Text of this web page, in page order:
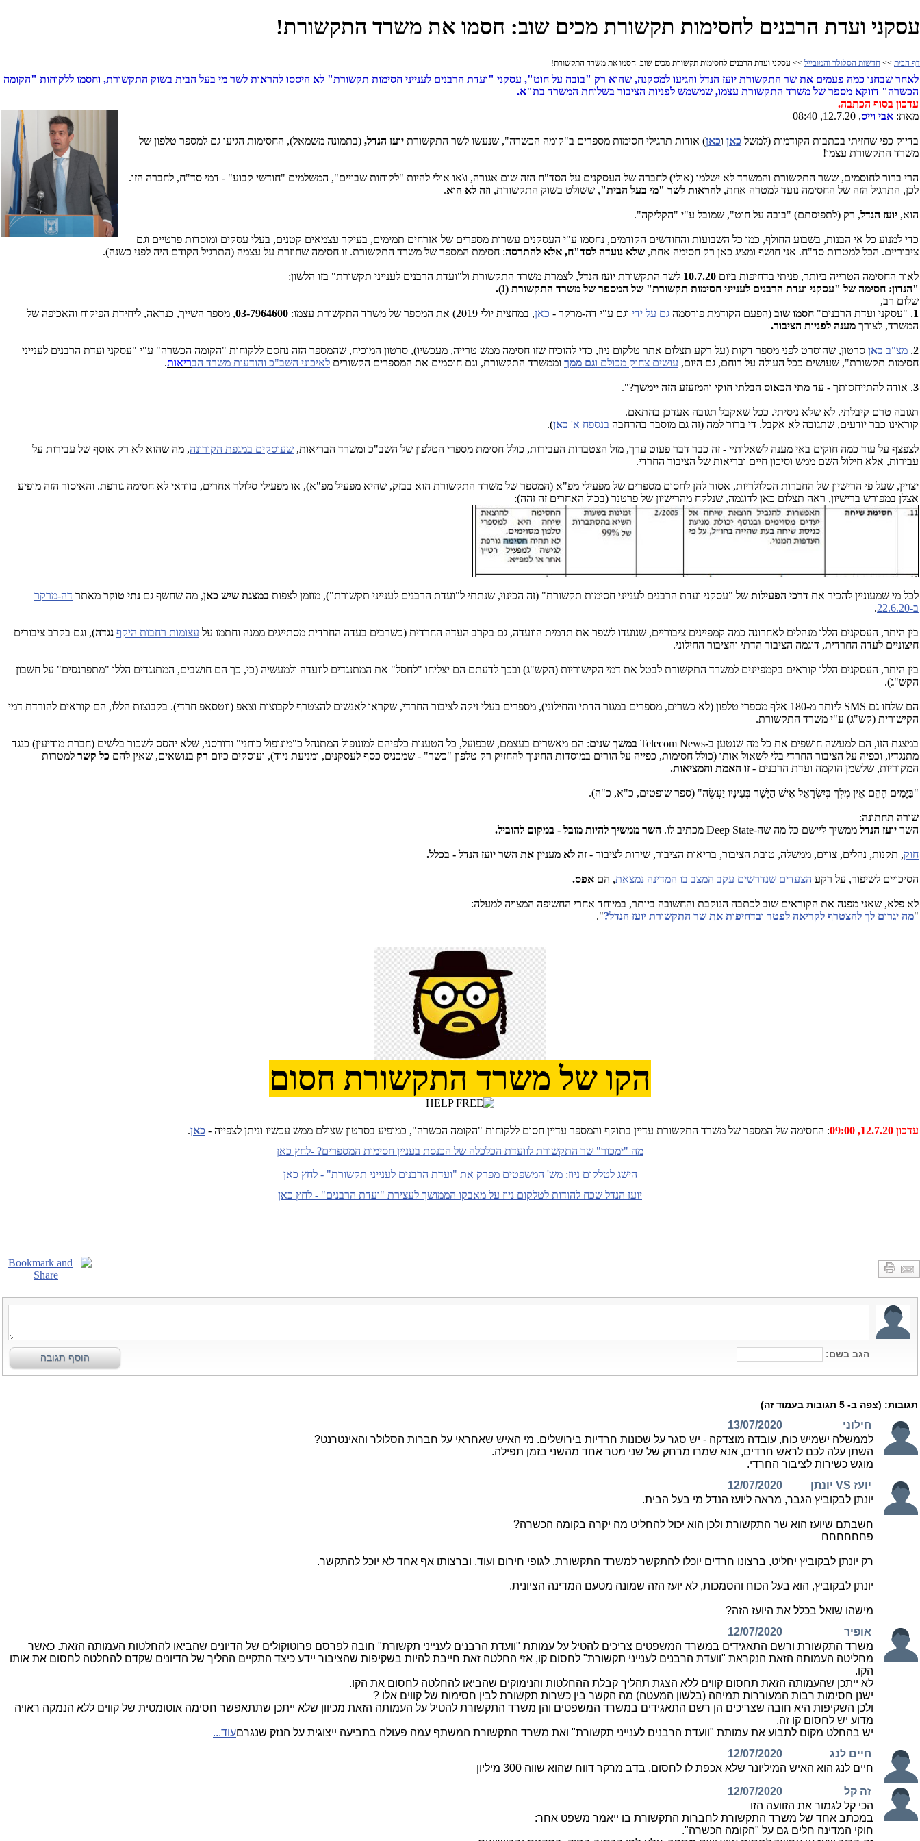
עסקני ועדת הרבנים לחסימות תקשורת מכים שוב: חסמו את משרד התקשורת!
דף הבית >> חדשות הסלולר והמובייל >> עסקני ועדת הרבנים לחסימות תקשורת מכים שוב: חסמו את משרד התקשורת!
לאחר שבחנו כמה פעמים את שר התקשורת יועז הנדל והגיעו למסקנה, שהוא רק "בובה על חוט", עסקני "ועדת הרבנים לענייני חסימות תקשורת" לא היססו להראות לשר מי בעל הבית בשוק התקשורת, וחסמו ללקוחות "הקומה
הכשרה" דווקא מספר של משרד התקשורת עצמו, שמשמש לפניות הציבור בשלוחת המשרד בת"א.
עדכון בסוף הכתבה.
מאת: אבי וייס, 12.7.20, 08:40
בדיוק כפי שחזיתי בכתבות הקודמות (למשל כאן וכאן) אודות תרגילי חסימות מספרים ב"קומה הכשרה", שנעשו לשר התקשורת יועז הנדל, (בתמונה משמאל), החסימות הגיעו גם למספר טלפון של
משרד התקשורת עצמו!
הרי ברור לחוסמים, ששר התקשורת והמשרד לא ישלמו (אולי) לחברה של העסקנים על הסד"ח הזה שום אגורה, ו\או אולי להיות "לקוחות שבויים", המשלמים "חודשי קבוע" - דמי סד"ח, לחברה הזו.
לכן, התרגיל הזה של החסימה נועד למטרה אחת, להראות לשר "מי בעל הבית", ששולט בשוק התקשורת, וזה לא הוא.
הוא, יועז הנדל, רק (לתפיסתם) "בובה על חוט", שמובל ע"י "הקליקה".
כדי למנוע כל אי הבנות, בשבוע החולף, כמו כל השבועות והחודשים הקודמים, נחסמו ע"י העסקנים עשרות מספרים של אזרחים תמימים, בעיקר עצמאים קטנים, בעלי עסקים ומוסדות פרטיים וגם
ציבוריים. הכל למטרות סד"ח. אני חושף ומציג כאן רק חסימה אחת, שלא נועדה לסד"ח, אלא להתרסה: חסימת המספר של משרד התקשורת. זו חסימה שחוזרת על עצמה (התרגיל הקודם היה לפני כשנה).
לאור החסימה הטרייה ביותר, פניתי בדחיפות ביום 10.7.20 לשר התקשורת יועז הנדל, לצמרת משרד התקשורת ול"ועדת הרבנים לענייני תקשורת" בזו הלשון:
"הנדון: חסימה של "עסקני ועדת הרבנים לענייני חסימות תקשורת" של המספר של משרד התקשורת (!).
שלום רב,
1. "עסקני ועדת הרבנים" חסמו שוב (הפעם הקודמת פורסמה גם על ידי וגם ע"י דה-מרקר - כאן, במחצית יולי 2019) את המספר של משרד התקשורת עצמו: 03-7964600, מספר השייך, כנראה, ליחידת הפיקוח והאכיפה של
המשרד, לצורך מענה לפניות הציבור.
2
. מצ"ב כאן סרטון, שהוסרט לפני מספר דקות (על רקע תצלום אתר טלקום ניוז, כדי להוכיח שזו חסימה ממש טרייה, מעכשיו), סרטון המוכיח, שהמספר הזה נחסם ללקוחות "הקומה הכשרה" ע"י "עסקני ועדת הרבנים לענייני
חסימות תקשורת", שעושים ככל העולה על רוחם, גם היום, עושים צחוק מכולם וגם ממך וממשרד התקשורת, וגם חוסמים את המספרים הקשורים לאיכוני השב"כ והודעות משרד הבריאות.
3. אודה להתייחסותך - עד מתי הכאוס הבלתי חוקי והמזעזע הזה יימשך?".
תגובה טרם קיבלתי. לא שלא ניסיתי. ככל שאקבל תגובה אעדכן בהתאם.
קוראינו כבר יודעים, שתגובה לא אקבל. די ברור למה (זה גם מוסבר בהרחבה בנספח א' כאן).
לצפצף על עוד כמה חוקים באי מענה לשאלותיי - זה כבר דבר פעוט ערך, מול הצטברות העבירות, כולל חסימת מספרי הטלפון של השב"כ ומשרד הבריאות, שעוסקים במגפת הקורונה, מה שהוא לא רק אוסף של עבירות על
עבירות, אלא חילול השם ממש וסיכון חיים ובריאות של הציבור החרדי.
יצויין, שעל פי הרישיון של החברות הסלולריות, אסור להן לחסום מספרים של מפעילי מפ"א (המספר של משרד התקשורת הוא בבזק, שהיא מפעיל מפ"א), או מפעילי סלולר אחרים, בוודאי לא חסימה גורפת. והאיסור הזה מופיע
אצלן במפורש ברישיון, ראה תצלום כאן לדוגמה, שנלקח מהרישיון של פרטנר (בכול האחרים זה זהה):
לכל מי שמעוניין להכיר את דרכי הפעילות של "עסקני ועדת הרבנים לענייני חסימות תקשורת" (זה הכינוי, שנתתי ל"ועדת הרבנים לענייני תקשורת"), מוזמן לצפות במצגת שיש כאן, מה שחשף גם נתי טוקר מאתר דה-מרקר
ב-22.6.20
.
בין היתר, העסקנים הללו מנהלים לאחרונה כמה קמפיינים ציבוריים, שנועדו לשפר את תדמית הוועדה, גם בקרב העדה החרדית (כשרבים בעדה החרדית מסתייגים ממנה וחתמו על עצומות רחבות היקף נגדה), וגם בקרב ציבורים
חיצוניים לעדה החרדית, דוגמה הציבור הדתי והציבור החילוני.
בין היתר, העסקנים הללו קוראים בקמפיינים למשרד התקשורת לבטל את דמי הקישוריות (הקש"ג) ובכך לדעתם הם יצליחו "לחסל" את המתנגדים לוועדה ולמעשיה (כי, כך הם חושבים, המתנגדים הללו "מתפרנסים" על חשבון
הקש"ג).
הם שלחו גם SMS ליותר מ-180 אלף מספרי טלפון (לא כשרים, מספרים במגזר הדתי והחילוני), מספרים בעלי זיקה לציבור החרדי, שקראו לאנשים להצטרף לקבוצות וצאפ (ווטסאפ חרדי). בקבוצות הללו, הם קוראים להורדת דמי
הקישורית (קש"ג) ע"י משרד התקשורת.
במצגת הזו, הם למעשה חושפים את כל מה שנטען ב-Telecom News במשך שנים: הם מאשרים בעצמם, שבפועל, כל הטענות כלפיהם למונופול המתנהל כ"מונופול כוחני" ודורסני, שלא יהסס לשכור בלשים (חברת מודיעין) כנגד
מתנגדיו, וכפיה על הציבור החרדי בלי לשאול אותו (כולל חסימות, כפייה על הורים במוסדות החינוך להחזיק רק טלפון "כשר" - שמכניס כסף לעסקנים, ומניעת ניוד), ועוסקים כיום רק בנושאים, שאין להם כל קשר למטרות
המקוריות, שלשמן הוקמה ועדת הרבנים - זו האמת והמציאות.
"בַּיָּמִים הָהֵם אֵין מֶלֶךְ בְּיִשְׂרָאֵל אִישׁ הַיָּשָׁר בְּעֵינָיו יַעֲשֶׂה" (ספר שופטים, כ"א, כ"ה).
שורה תחתונה:
השר יועז הנדל ממשיך ליישם כל מה שה-Deep State מכתיב לו. השר ממשיך להיות מובל - במקום להוביל.
חוק, תקנות, נהלים, צווים, ממשלה, טובת הציבור, בריאות הציבור, שירות לציבור - זה לא מעניין את השר יועז הנדל - בכלל.
הסיכויים לשיפור, על רקע הצעדים שנדרשים עקב המצב בו המדינה נמצאת, הם אפס.
לא פלא, שאני מפנה את הקוראים שוב לכתבה הנוקבת והחשובה ביותר, במיוחד אחרי החשיפה המצויה למעלה:
"מה יגרום לך להצטרף לקריאה לפטר ובדחיפות את שר התקשורת יועז הנדל?".
הקו של משרד התקשורת חסום
עדכון 12.7.20, 09:00 : החסימה של המספר של משרד התקשורת עדיין בתוקף והמספר עדיין חסום ללקוחות "הקומה הכשרה", כמופיע בסרטון שצולם ממש עכשיו וניתן לצפייה - כאן.
מה "ימכור" שר התקשורת לוועדת הכלכלה של הכנסת בעניין חסימות המספרים? -לחץ כאן
הישג לטלקום ניוז: מש' המשפטים מפרק את "ועדת הרבנים לענייני תקשורת" - לחץ כאן
יועז הנדל שכח להודות לטלקום ניוז על מאבקו הממושך לעצירת "ועדת הרבנים" - לחץ כאן